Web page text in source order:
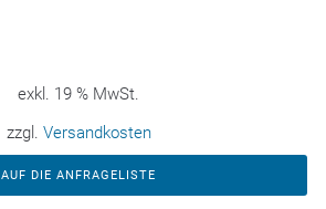
exkl. 19 % MwSt.
zzgl. Versandkosten
AUF DIE ANFRAGELISTE